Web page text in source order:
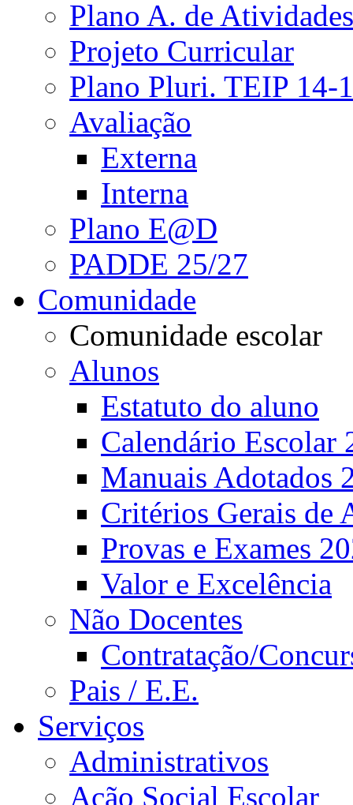
Plano A. de Atividades
Projeto Curricular
Plano Pluri. TEIP 14-
Avaliação
Externa
Interna
Plano E@D
PADDE 25/27
Comunidade
Comunidade escolar
Alunos
Estatuto do aluno
Calendário Escolar
Manuais Adotados
Critérios Gerais de
Provas e Exames
Valor e Excelência
Não Docentes
Contratação/
Pais / E.E.
Serviços
Administrativos
Ação Social Escolar